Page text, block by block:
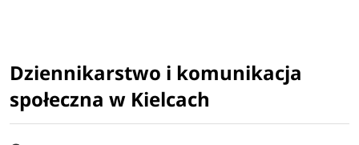
Dziennikarstwo i komunikacja
społeczna w Kielcach